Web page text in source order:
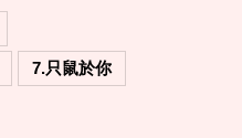
7.只鼠於你